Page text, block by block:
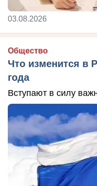
03.08.2026
Общество
Что изменится в
года
Вступают в силу